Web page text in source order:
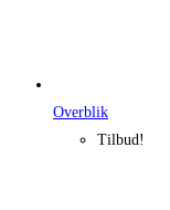
Overblik
Tilbud!